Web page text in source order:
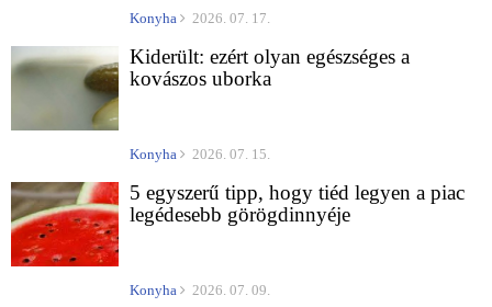
Konyha 2026. 07. 17.
Kiderült: ezért olyan egészséges a
kovászos uborka
Konyha 2026. 07. 15.
5 egyszerű tipp, hogy tiéd legyen a piac
legédesebb görögdinnyéje
Konyha 2026. 07. 09.